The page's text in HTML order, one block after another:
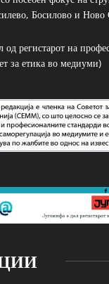
Босилово и Ново
од регистарот на
за етика во медиуми)